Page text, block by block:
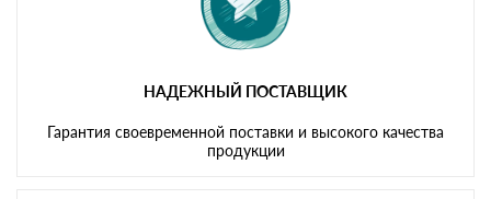
НАДЕЖНЫЙ ПОСТАВЩИК
Гарантия своевременной поставки и высокого качества
продукции